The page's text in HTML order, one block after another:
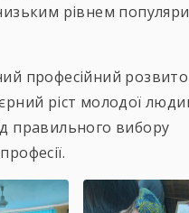
рівнем
професійний
ріст молодої
правильного вибору